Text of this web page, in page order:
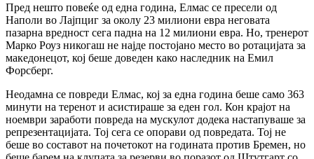
Пред нешто повеќе од една година, Елмас се пресели од
Наполи во Лајпциг за околу 23 милиони евра неговата
пазарна вредност сега падна на 12 милиони евра. Но, тренерот
Марко Роуз никогаш не најде постојано место во ротацијата за
македонецот, кој беше доведен како наследник на Емил
Форсберг.
Неодамна се повреди Елмас, кој за една година беше само 363
минути на теренот и асистираше за еден гол. Кон крајот на
ноември заработи повреда на мускулот додека настапуваше за
репрезентацијата. Тој сега се опорави од повредата. Тој не
беше во составот на почетокот на годината против Бремен, но